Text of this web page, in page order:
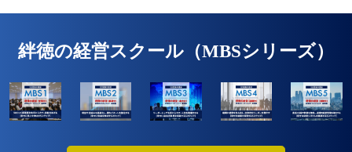
絆徳の経営スクール（MBSシリーズ）